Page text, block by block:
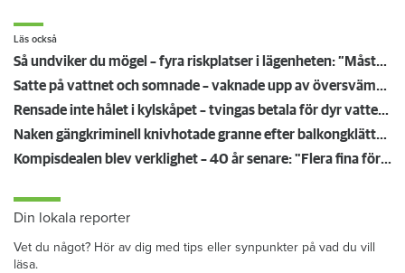
Läs också
Så undviker du mögel – fyra riskplatser i lägenheten: ”Måste städa bort”
Satte på vattnet och somnade – vaknade upp av översvämning hos grannen
Rensade inte hålet i kylskåpet – tvingas betala för dyr vattenskada
Naken gängkriminell knivhotade granne efter balkongklättring
Kompisdealen blev verklighet – 40 år senare: "Flera fina fördelar med att dela bostad"
Din lokala reporter
Vet du något? Hör av dig med tips eller synpunkter på vad du vill
läsa.